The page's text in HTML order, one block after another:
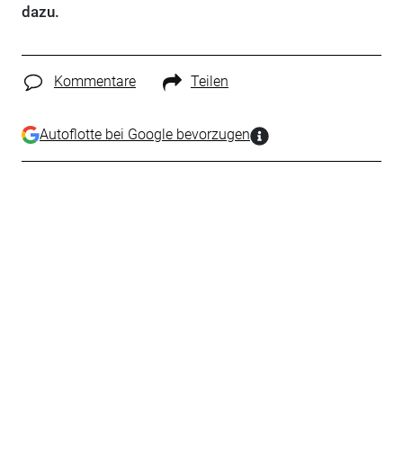
dazu.
Kommentare Teilen
Autoflotte bei Google bevorzugen